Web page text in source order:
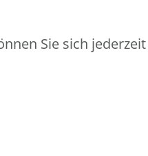
Sie sich